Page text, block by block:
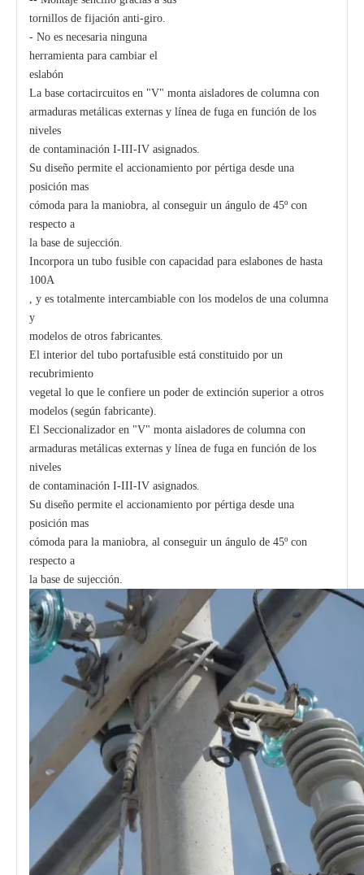
tornillos de fijación anti-giro.
- No es necesaria ninguna
herramienta para cambiar el
eslabón
La base cortacircuitos en "V" monta aisladores de columna con
armaduras metálicas externas y línea de fuga en función de los
niveles
de contaminación I-III-IV asignados.
Su diseño permite el accionamiento por pértiga desde una
posición mas
cómoda para la maniobra, al conseguir un ángulo de 45º con
respecto a
la base de sujección.
Incorpora un tubo fusible con capacidad para eslabones de hasta
100A
, y es totalmente intercambiable con los modelos de una columna
y
modelos de otros fabricantes.
El interior del tubo portafusible está constituido por un
recubrimiento
vegetal lo que le confiere un poder de extinción superior a otros
modelos (según fabricante).
El Seccionalizador en "V" monta aisladores de columna con
armaduras metálicas externas y línea de fuga en función de los
niveles
de contaminación I-III-IV asignados.
Su diseño permite el accionamiento por pértiga desde una
posición mas
cómoda para la maniobra, al conseguir un ángulo de 45º con
respecto a
la base de sujección.